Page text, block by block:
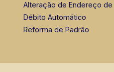
Alteração de Endereço de
Débito Automático
Reforma de Padrão